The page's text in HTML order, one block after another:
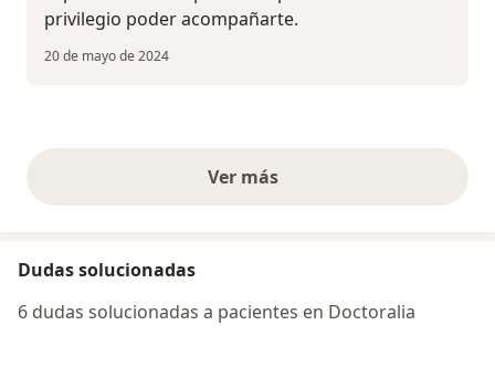
privilegio poder acompañarte.
20 de mayo de 2024
Ver másopiniones anteriores
Dudas solucionadas
6 dudas solucionadas a pacientes en Doctoralia